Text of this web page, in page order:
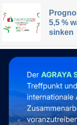
5,5 %
sinken